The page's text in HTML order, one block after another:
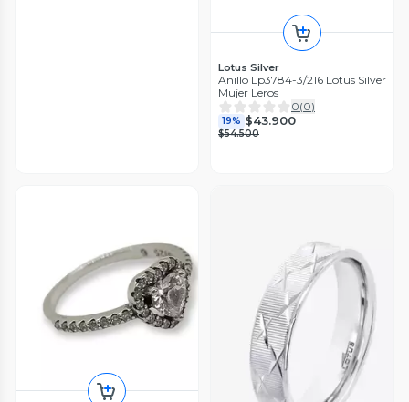
Lotus Silver
Anillo Lp3784-3/216 Lotus Silver
Mujer Leros
0(0)
19% $43.900
$54.500